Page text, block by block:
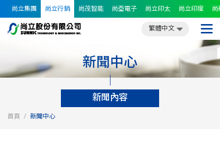
尚立集團 尚立行銷 尚茂智能 尚亞電子 尚立印太 尚立印度 尚
繁體中文
新聞中心
新聞內容
首頁 新聞中心